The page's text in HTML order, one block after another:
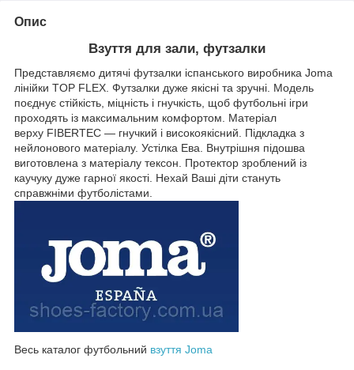
Опис
Взуття для зали, футзалки
Представляємо дитячі футзалки іспанського виробника Joma
лінійки TOP FLEX. Футзалки дуже якісні та зручні. Модель
поєднує стійкість, міцність і гнучкість, щоб футбольні ігри
проходять із максимальним комфортом. Матеріал
верху FIBERTEC — гнучкий і високоякісний. Підкладка з
нейлонового матеріалу. Устілка Ева. Внутрішня підошва
виготовлена з матеріалу тексон. Протектор зроблений із
каучуку дуже гарної якості. Нехай Ваші діти стануть
справжніми футболістами.
Весь каталог футбольний взуття Joma